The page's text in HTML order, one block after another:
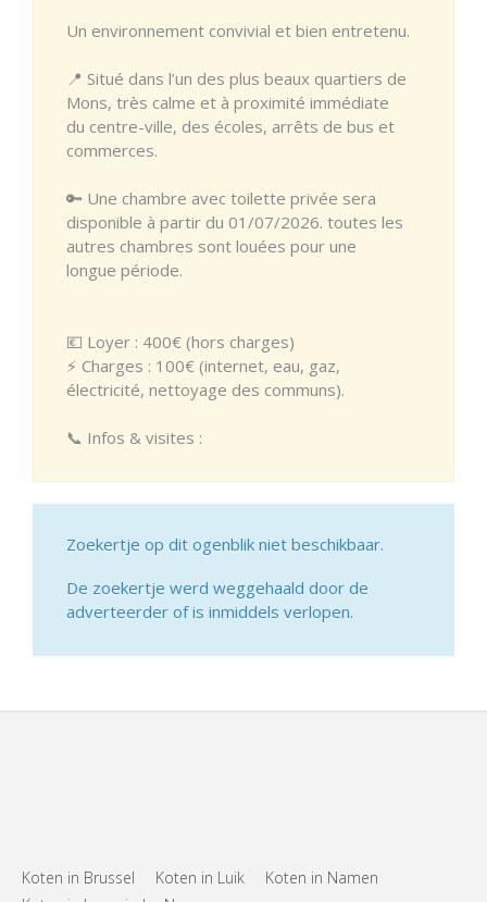
Un environnement convivial et bien entretenu.
📍 Situé dans l’un des plus beaux quartiers de
Mons, très calme et à proximité immédiate
du centre-ville, des écoles, arrêts de bus et
commerces.
🔑 Une chambre avec toilette privée sera
disponible à partir du 01/07/2026. toutes les
autres chambres sont louées pour une
longue période.
💶 Loyer : 400€ (hors charges)
⚡ Charges : 100€ (internet, eau, gaz,
électricité, nettoyage des communs).
📞 Infos & visites :
Zoekertje op dit ogenblik niet beschikbaar.
De zoekertje werd weggehaald door de
adverteerder of is inmiddels verlopen.
Koten in Brussel Koten in Luik
Koten in Namen